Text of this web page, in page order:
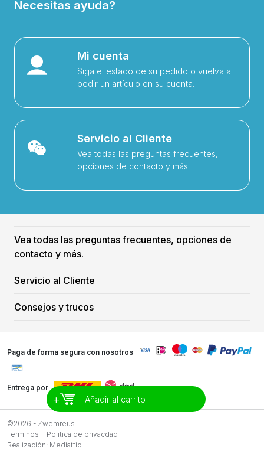
+ Añadir al carrito
Necesitas ayuda?
Mi cuenta
Siga el estado de su pedido o vuelva a
pedir un artículo en su cuenta.
Servicio al Cliente
Vea todas las preguntas frecuentes,
opciones de contacto y más.
Vea todas las preguntas frecuentes, opciones de
contacto y más.
Servicio al Cliente
Consejos y trucos
Paga de forma segura con nosotros
Entrega por
©2026 - Zwemreus
Terminos
Politica de privacdad
Realización: Mediattic